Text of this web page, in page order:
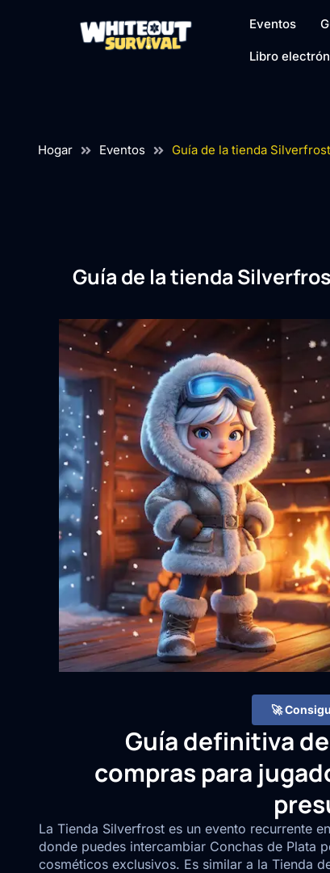
Eventos
Libro
Hogar Eventos Guía de la tienda
Guía de la tienda
🚀
Guía definitiva
compras para
La Tienda Silverfrost es un evento recurrente en
donde puedes intercambiar Conchas de Plata
cosméticos exclusivos. Es similar a la Tienda